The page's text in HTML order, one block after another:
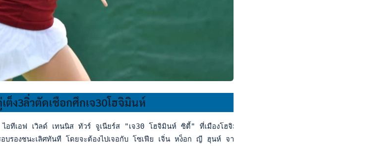
ง3ลิ่วตัดเชือกศึกเจ30โฮจิมินห์
อทีเอฟ เวิลด์ เทนนิส ทัวร์ จูเนียร์ส "เจ30 โฮจิมินห์ ซิตี้" ที่เมืองโฮจิมินห์ ประเทศเวียดนาม คู่พี่น้องลูกครึ่งไทย
รองชนะเลิศทันที โดยจะต้องไปเจอกับ โซเฟีย เจิ่น หง็อก ญี ฮุนห์ จากเวียดนาม กับ รยู อึนจี จากเกาหลีใต้ ที่ผ่